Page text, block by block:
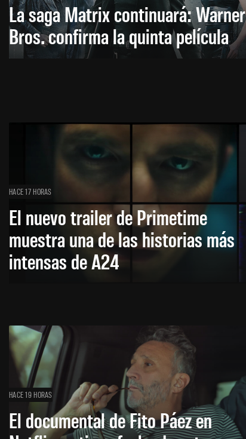
La saga Matrix continuará: Warner
Bros. confirma la quinta película
HACE 17 HORAS
El nuevo trailer de Primetime
muestra una de las historias más
intensas de A24
HACE 19 HORAS
El documental de Fito Páez en